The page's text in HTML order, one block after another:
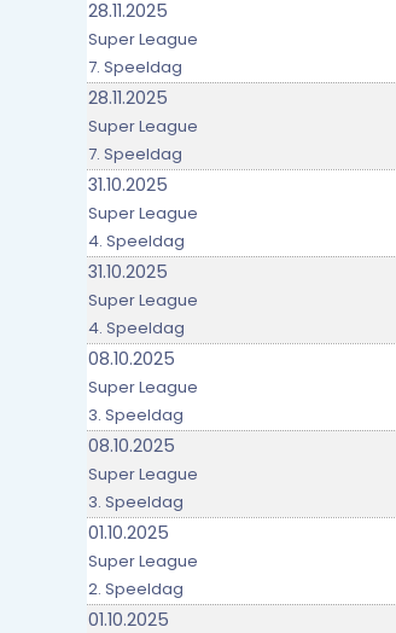
28.11.2025
Super League
7. Speeldag
28.11.2025
Super League
7. Speeldag
31.10.2025
Super League
4. Speeldag
31.10.2025
Super League
4. Speeldag
08.10.2025
Super League
3. Speeldag
08.10.2025
Super League
3. Speeldag
01.10.2025
Super League
2. Speeldag
01.10.2025